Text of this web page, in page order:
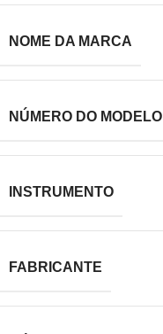
NOME DA MARCA
NÚMERO DO MODELO
INSTRUMENTO
FABRICANTE